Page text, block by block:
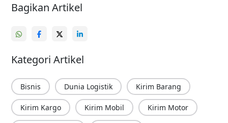
Bagikan Artikel
Kategori Artikel
Bisnis Dunia Logistik Kirim Barang
Kirim Kargo Kirim Mobil Kirim Motor